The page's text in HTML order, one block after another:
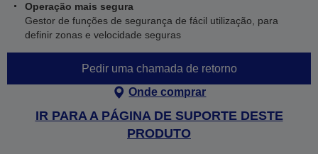
Operação mais segura
Gestor de funções de segurança de fácil utilização, para
definir zonas e velocidade seguras
Pedir uma chamada de retorno
Onde comprar
IR PARA A PÁGINA DE SUPORTE DESTE
PRODUTO